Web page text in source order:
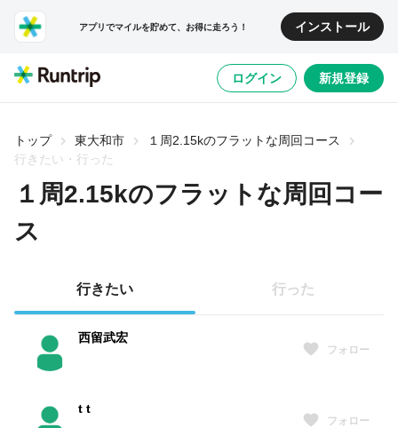
アプリでマイルを貯めて、お得に走ろう！ インストール
ログイン 新規登録
トップ 東大和市
１周2.15kのフラットな周回コース
行きたい・行った
１周2.15kのフラットな周回コー
ス
行きたい 行った
西留武宏
フォロー
t t
フォロー